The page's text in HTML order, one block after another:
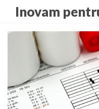
the
Inovam